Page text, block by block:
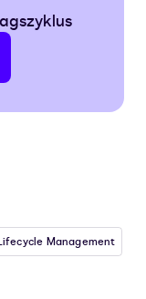
Management